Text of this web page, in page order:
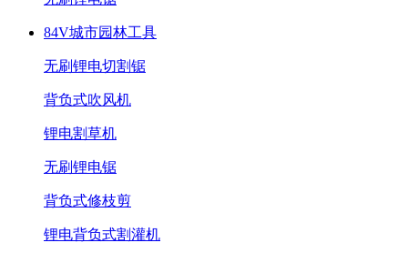
84V城市园林工具
无刷锂电切割锯
背负式吹风机
锂电割草机
无刷锂电锯
背负式修枝剪
锂电背负式割灌机